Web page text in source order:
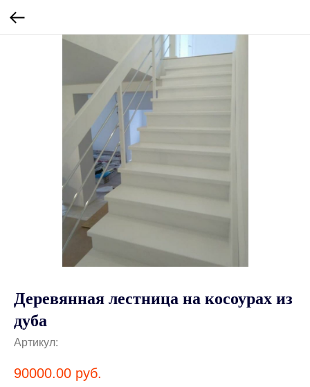
Деревянная лестница на косоурах из
дуба
Артикул:
90000.00 руб.